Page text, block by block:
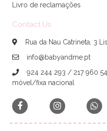
Livro de reclamações
Contact Us
Rua da Nau Catrineta, 3
info@babyandme.pt
924 244 293 / 217 960
móvel/fixa nacional